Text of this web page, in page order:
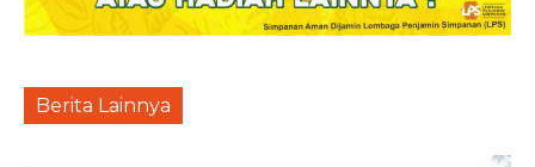
Berita Lainnya